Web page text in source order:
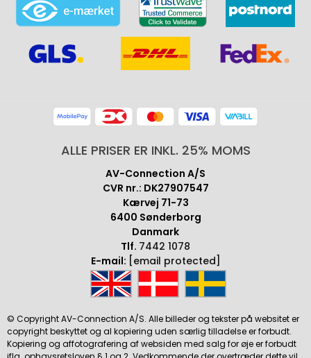
ALLE PRISER ER INKL. 25% MOMS
AV-Connection A/S
CVR nr.: DK27907547
Kærvej 71-73
6400 Sønderborg
Danmark
Tlf. 7442 1078
E-mail: [email protected]
© Copyright AV-Connection A/S. Alle billeder og tekster på websitet er
copyright beskyttet og al kopiering uden særlig tilladelse er forbudt.
Kopiering og affotografering af websiden med salg for øje er forbudt